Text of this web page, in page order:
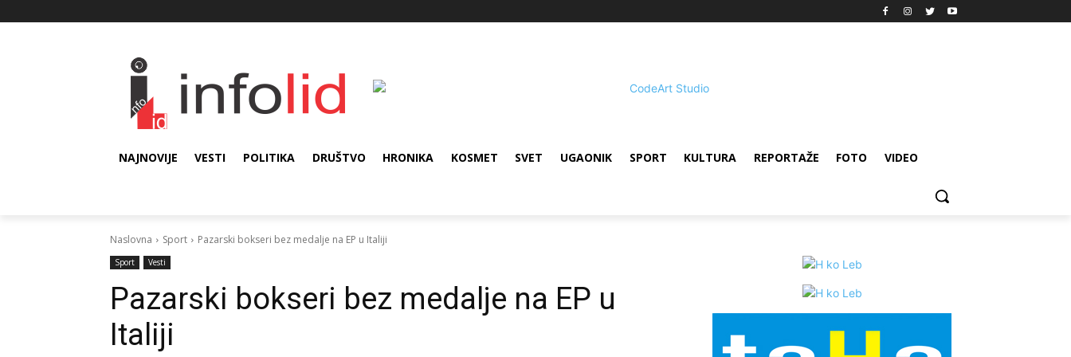
NAJNOVIJE VESTI POLITIKA DRUŠTVO HRONIKA KOSMET SVET UGAONIK SPORT KULTURA REPORTAŽE FOTO VIDEO
Naslovna Sport Pazarski bokseri bez medalje na EP u Italiji
Sport Vesti
Pazarski bokseri bez medalje na EP u
Italiji